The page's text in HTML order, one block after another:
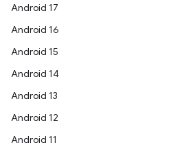
Android 17
Android 16
Android 15
Android 14
Android 13
Android 12
Android 11